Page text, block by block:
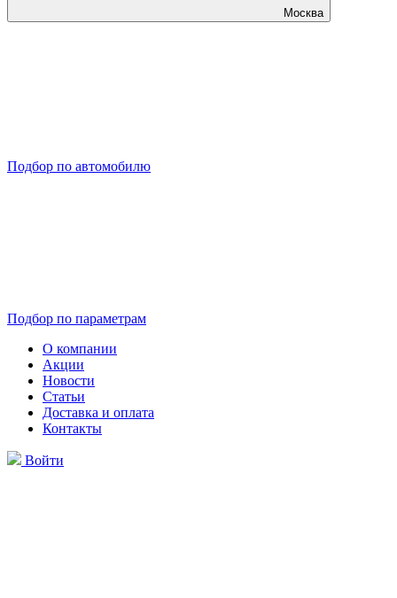
Москва
Подбор по автомобилю
Подбор по параметрам
О компании
Акции
Новости
Статьи
Доставка и оплата
Контакты
Войти